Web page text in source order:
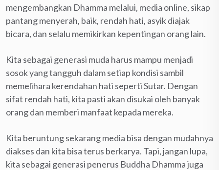
mengembangkan Dhamma melalui, media online, sikap
pantang menyerah, baik, rendah hati, asyik diajak
bicara, dan selalu memikirkan kepentingan orang lain.
Kita sebagai generasi muda harus mampu menjadi
sosok yang tangguh dalam setiap kondisi sambil
memelihara kerendahan hati seperti Sutar. Dengan
sifat rendah hati, kita pasti akan disukai oleh banyak
orang dan memberi manfaat kepada mereka.
Kita beruntung sekarang media bisa dengan mudahnya
diakses dan kita bisa terus berkarya. Tapi, jangan lupa,
kita sebagai generasi penerus Buddha Dhamma juga